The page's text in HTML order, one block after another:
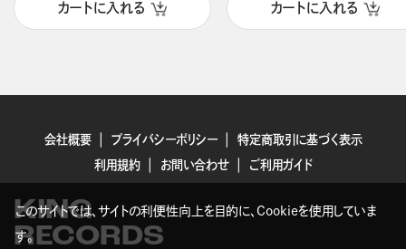
カートに入れる カートに入れる
会社概要 プライバシーポリシー
特定商取引に基づく表示
利用規約
お問い合わせ ご利用ガイド
KING
RECORDS
このサイトでは、サイトの利便性向上を目的に、Cookieを使用していま
す。